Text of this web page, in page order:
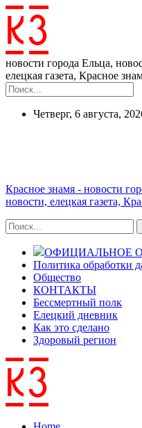
новости города Ельца,
елецкая газета, Красное
Четверг, 6 августа,
Красное знамя - новости
новости, елецкая газета,
ОФИЦИАЛЬНОЕ
Политика обработки
Общество
КОНТАКТЫ
Бессмертный полк
Елецкий дневник
Как это сделано
Здоровый регион